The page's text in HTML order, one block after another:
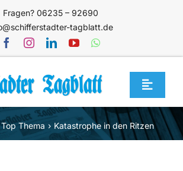
Fragen? 06235 – 92690
tagblatt.de
Toggle
Top Thema Katastrophe in den Ritzen